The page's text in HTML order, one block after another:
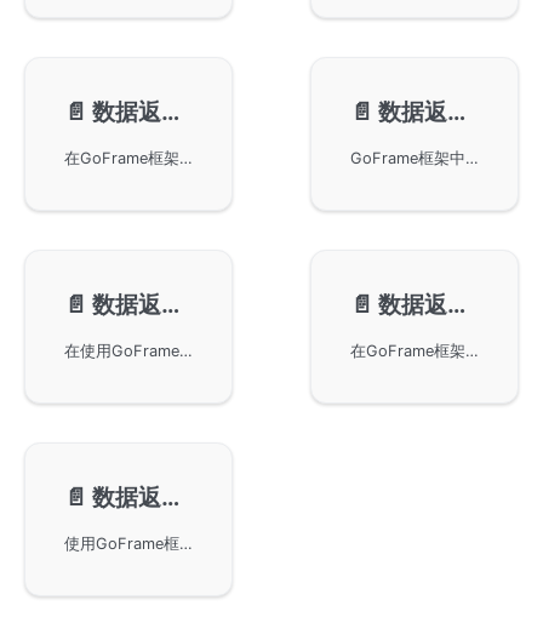
📄️ 数据返回-Redirect
在GoFrame框架中使用RedirectTo和RedirectBack方法实现页面跳转功能。通过Location Header实现页面之间的跳转，包括跳转到指定地址和返回到上一页面。本示例演示了如何在本地服务中设置页面重定向，帮助开发者理解HTTP地址处理及Referer Header的应用。
📄️ 数据返回-Exit控制
GoFrame框架中的数据返回控制方法，包括Exit、ExitAll和ExitHook。Exit用于退出当前执行的逻辑方法，而ExitAll会强行中断当前执行流程，非常适用于权限控制。ExitHook用于当路由匹配到多个HOOK方法时，控制其执行顺序。这些方法在服务函数和HOOK事件回调函数中有效，并通过极少的运行时开销来提高易用性。
📄️ 数据返回-文件下载
在使用GoFrame框架构建的应用程序中通过Response对象实现文件下载功能。通过ServeFile方法可以展示文件内容，而通过ServeFileDownload方法则可以引导客户端下载指定路径的文件，充分利用流式下载技术以减少内存占用，提升性能。
📄️ 数据返回-模板解析
在GoFrame框架中使用Response方法进行模板解析和数据返回的操作，包括WriteTpl和ParseTpl等方法。通过这些方法，可以将模板文件或内容进行解析并输出，同时支持使用内置变量如Config、Cookie、Session等，提供了灵活的模版操作方式。同时，包含详细的使用示例代码，帮助您更好地理解和应用。
📄️ 数据返回-Stream返回
使用GoFrame框架实现HTTP流式数据返回，适用于框架版本小于v2.4及以上的版本。通过简化的代码实现高效的流式数据传输，适用于需要长连接和持续数据更新的场景，并提供注意事项和相关资料的参考。